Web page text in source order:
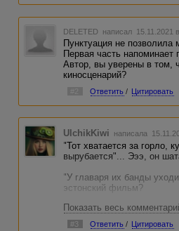
DELETED написал 15.11.2021
Пунктуация не
Первая часть
Автор, вы уверены в том,
киносценарий?
Ответить / Цитировать
UlchikKiwi написала
"Тот хватается за горло,
вырубается"... Эээ, он
"У главаря их банды
эстонский фильм?
"На Иви надета чёрная
маскарадная и то ладно.
Показать весь
#3 Ответить / Цитировать